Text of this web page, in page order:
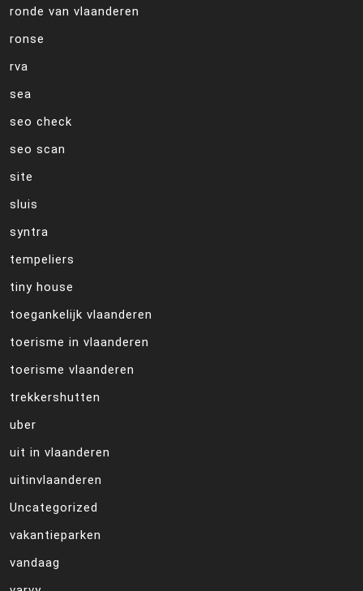
ronde van vlaanderen
ronse
rva
sea
seo check
seo scan
site
sluis
syntra
tempeliers
tiny house
toegankelijk vlaanderen
toerisme in vlaanderen
toerisme vlaanderen
trekkershutten
uber
uit in vlaanderen
uitinvlaanderen
Uncategorized
vakantieparken
vandaag